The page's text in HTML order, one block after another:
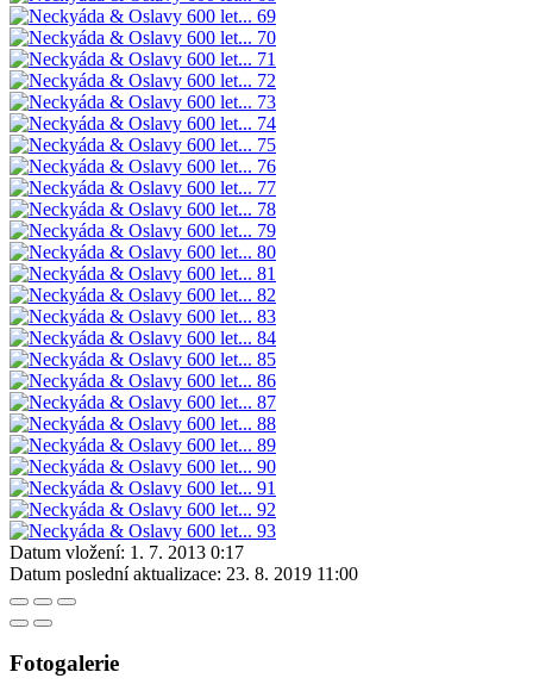
Datum vložení: 1. 7. 2013 0:17
Datum poslední aktualizace: 23. 8. 2019 11:00
Fotogalerie